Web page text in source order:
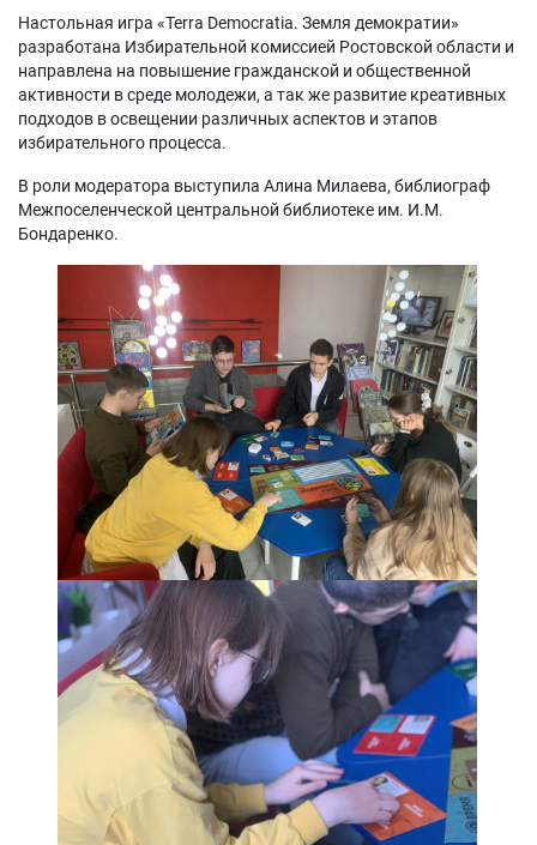
Настольная игра «Terra Democratia. Земля демократии»
разработана Избирательной комиссией Ростовской области и
направлена на повышение гражданской и общественной
активности в среде молодежи, а так же развитие креативных
подходов в освещении различных аспектов и этапов
избирательного процесса.
В роли модератора выступила Алина Милаева, библиограф
Межпоселенческой центральной библиотеке им. И.М.
Бондаренко.